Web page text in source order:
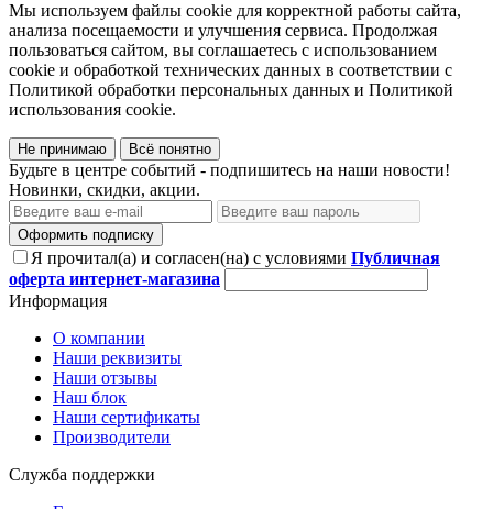
Мы используем файлы cookie для корректной работы сайта,
анализа посещаемости и улучшения сервиса. Продолжая
пользоваться сайтом, вы соглашаетесь с использованием
cookie и обработкой технических данных в соответствии с
Политикой обработки персональных данных и Политикой
использования cookie.
Не принимаю Всё понятно
Будьте в центре событий - подпишитесь на наши новости!
Новинки, скидки, акции.
Оформить подписку
Я прочитал(а) и согласен(на) с условиями Публичная
оферта интернет-магазина
Информация
О компании
Наши реквизиты
Наши отзывы
Наш блок
Наши сертификаты
Производители
Служба поддержки